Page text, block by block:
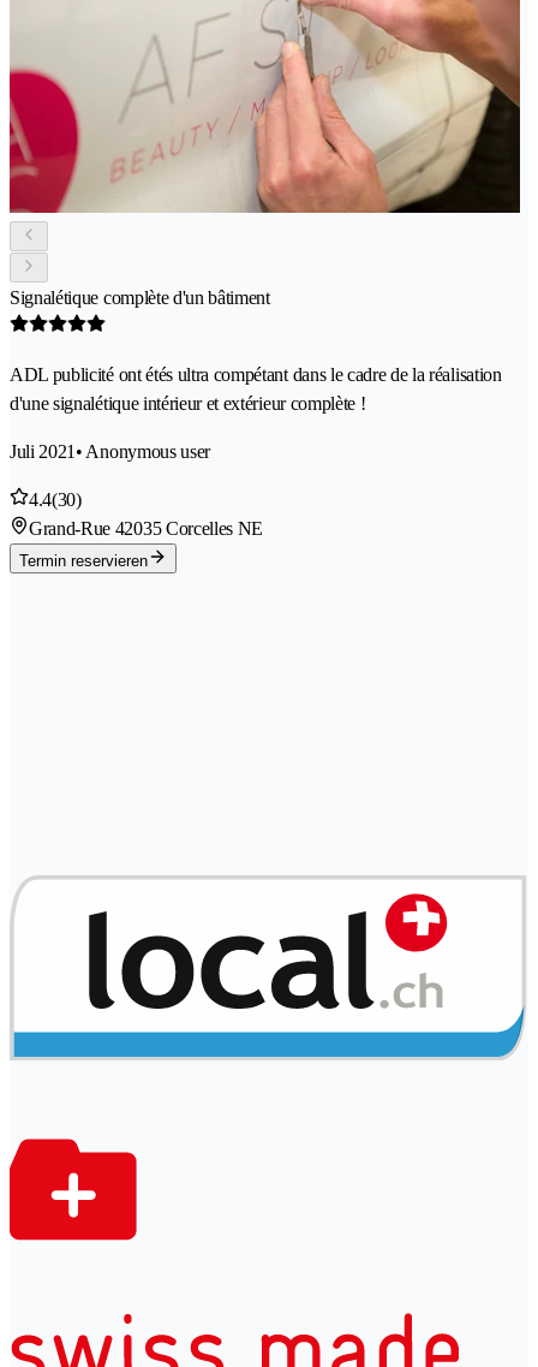
Signalétique complète d'un bâtiment
ADL publicité ont étés ultra compétant dans le cadre de la réalisation
d'une signalétique intérieur et extérieur complète !
Juli 2021 • Anonymous user
4.4(30)
Grand-Rue 42035 Corcelles NE
Termin reservieren